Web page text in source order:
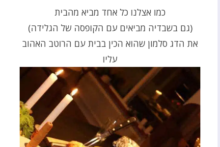
כמו אצלנו כל אחד מביא מהבית
(גם בשבדיה מביאים עם הקופסה של הגלידה)
את הדג סלמון שהוא הכין בבית עם הרוטב האהוב
עליו